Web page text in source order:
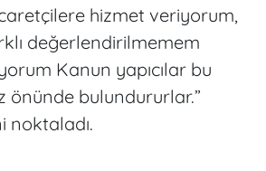
hizmet veriyorum,
değerlendirilmemem
Kanun yapıcılar bu
önünde bulundururlar.”
noktaladı.